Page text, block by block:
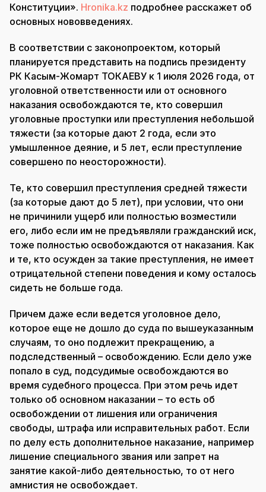
Конституции». Hronika.kz подробнее расскажет об
основных нововведениях.
В соответствии с законопроектом, который
планируется представить на подпись президенту
РК Касым-Жомарт ТОКАЕВУ к 1 июля 2026 года, от
уголовной ответственности или от основного
наказания освобождаются те, кто совершил
уголовные проступки или преступления небольшой
тяжести (за которые дают 2 года, если это
умышленное деяние, и 5 лет, если преступление
совершено по неосторожности).
Те, кто совершил преступления средней тяжести
(за которые дают до 5 лет), при условии, что они
не причинили ущерб или полностью возместили
его, либо если им не предъявляли гражданский иск,
тоже полностью освобождаются от наказания. Как
и те, кто осужден за такие преступления, не имеет
отрицательной степени поведения и кому осталось
сидеть не больше года.
Причем даже если ведется уголовное дело,
которое еще не дошло до суда по вышеуказанным
случаям, то оно подлежит прекращению, а
подследственный – освобождению. Если дело уже
попало в суд, подсудимые освобождаются во
время судебного процесса. При этом речь идет
только об основном наказании – то есть об
освобождении от лишения или ограничения
свободы, штрафа или исправительных работ. Если
по делу есть дополнительное наказание, например
лишение специального звания или запрет на
занятие какой-либо деятельностью, то от него
амнистия не освобождает.